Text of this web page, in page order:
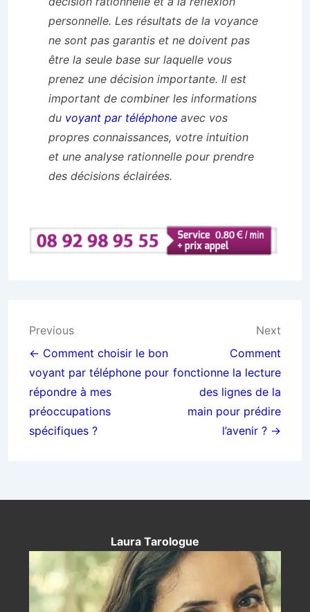
personnelle. Les résultats de la voyance
ne sont pas garantis et ne doivent pas
être la seule base sur laquelle vous
prenez une décision importante. Il est
important de combiner les informations
du voyant par téléphone avec vos
propres connaissances, votre intuition
et une analyse rationnelle pour prendre
des décisions éclairées.
Navigation
de
l’article
Previous
← Comment choisir le bon
voyant par téléphone pour
répondre à mes
préoccupations
spécifiques ?
Next
Comment
fonctionne la lecture
des lignes de la
main pour prédire
l’avenir ? →
Laura Tarologue